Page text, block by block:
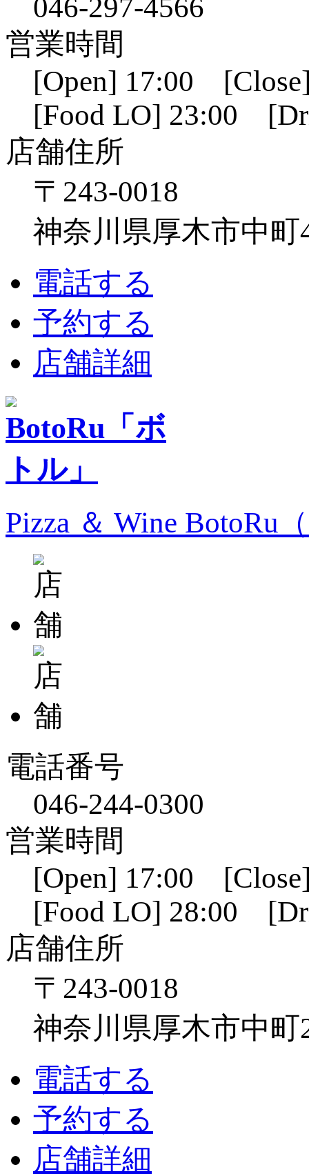
046-297-4566
営業時間
[Open] 17:00
[Food LO] 23:00
店舗住所
〒243-0018
神奈川県厚木市中町
電話する
予約する
店舗詳細
Pizza ＆ Wine BotoRu
電話番号
046-244-0300
営業時間
[Open] 17:00
[Food LO] 28:00
店舗住所
〒243-0018
神奈川県厚木市中町
電話する
予約する
店舗詳細